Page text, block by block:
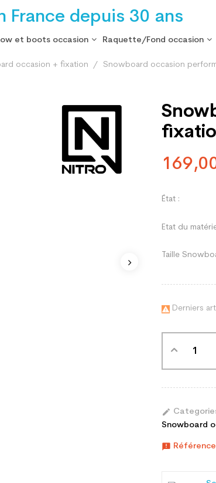
France depuis 30 ans
et boots occasion Raquette/Fond occasion
occasion + fixation Snowboard occasion
État :
Etat du
Taille
 Derniers
edit
Snowboard
announcement